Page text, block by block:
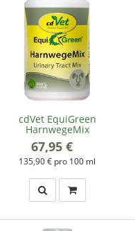
cdVet EquiGreen
HarnwegeMix
67,95 €
135,90 € pro 100 ml